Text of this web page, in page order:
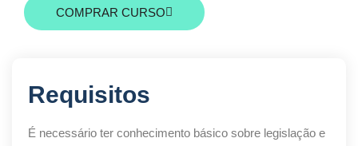
COMPRAR CURSO
Requisitos
É necessário ter conhecimento básico sobre legislação e